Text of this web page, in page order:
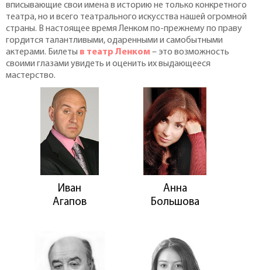
вписывающие свои имена в историю не только конкретного
театра, но и всего театрального искусства нашей огромной
страны. В настоящее время Ленком по-прежнему по праву
гордится талантливыми, одаренными и самобытными
актерами. Билеты в театр Ленком – это возможность
своими глазами увидеть и оценить их выдающееся
мастерство.
Иван
Агапов
Анна
Большова